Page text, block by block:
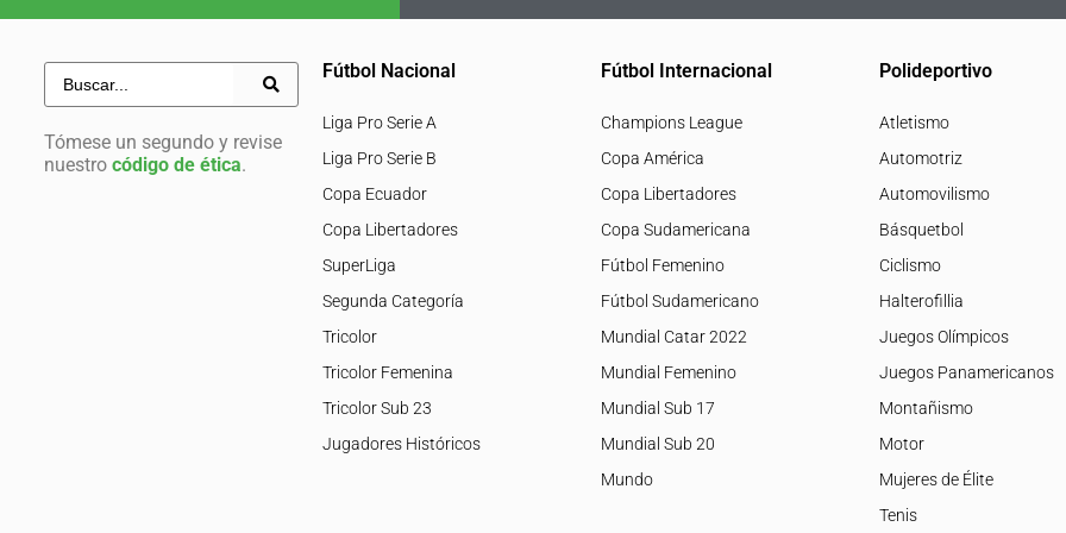
Tómese un segundo y revise
nuestro código de ética.
Fútbol Nacional
Liga Pro Serie A
Liga Pro Serie B
Copa Ecuador
Copa Libertadores
SuperLiga
Segunda Categoría
Tricolor
Tricolor Femenina
Tricolor Sub 23
Jugadores Históricos
Fútbol Internacional
Champions League
Copa América
Copa Libertadores
Copa Sudamericana
Fútbol Femenino
Fútbol Sudamericano
Mundial Catar 2022
Mundial Femenino
Mundial Sub 17
Mundial Sub 20
Mundo
Polideportivo
Atletismo
Automotriz
Automovilismo
Básquetbol
Ciclismo
Halterofillia
Juegos Olímpicos
Juegos Panamericanos
Montañismo
Motor
Mujeres de Élite
Tenis